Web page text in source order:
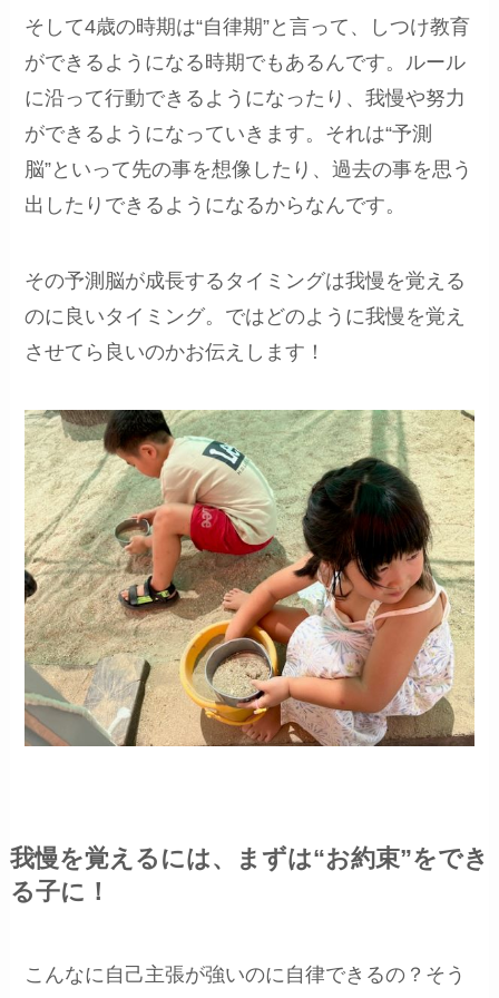
そして4歳の時期は“自律期”と言って、しつけ教育
ができるようになる時期でもあるんです。ルール
に沿って行動できるようになったり、我慢や努力
ができるようになっていきます。それは“予測
脳”といって先の事を想像したり、過去の事を思う
出したりできるようになるからなんです。
その予測脳が成長するタイミングは我慢を覚える
のに良いタイミング。ではどのように我慢を覚え
させてら良いのかお伝えします！
我慢を覚えるには、まずは“お約束”をでき
る子に！
こんなに自己主張が強いのに自律できるの？そう